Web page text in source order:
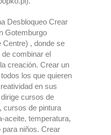
Desbloqueo Crear
Gotemburgo
Centre) , donde se
combinar el
creación. Crear un
los que quieren
en sus
cursos de
cursos de pintura
aceite, temperatura,
niños. Crear